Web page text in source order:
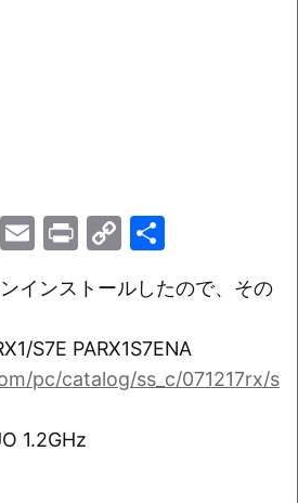
M E
ai
l
Pr
t
C
p
y
Li
インストールしたので、その
S7E PARX1S7ENA
pc/catalog/ss_c/071217rx/s
1.2GHz